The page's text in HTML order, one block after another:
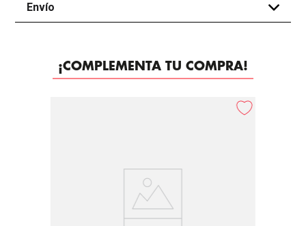
Envío +
¡COMPLEMENTA TU COMPRA!